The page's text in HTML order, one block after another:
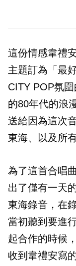
這份情感韋禮
主題訂為「最
CITY POP氛
的80年代的浪
送給因為這次
東海、以及所
為了這首合唱
出了僅有一天
東海錄音，在
當初聽到要進
起合作的時候
收到韋禮安寫